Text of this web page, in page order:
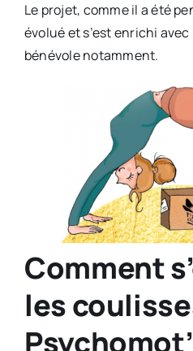
Le projet, comme il a été
évolué et s’est enrichi
bénévole notamment.
Comment
les